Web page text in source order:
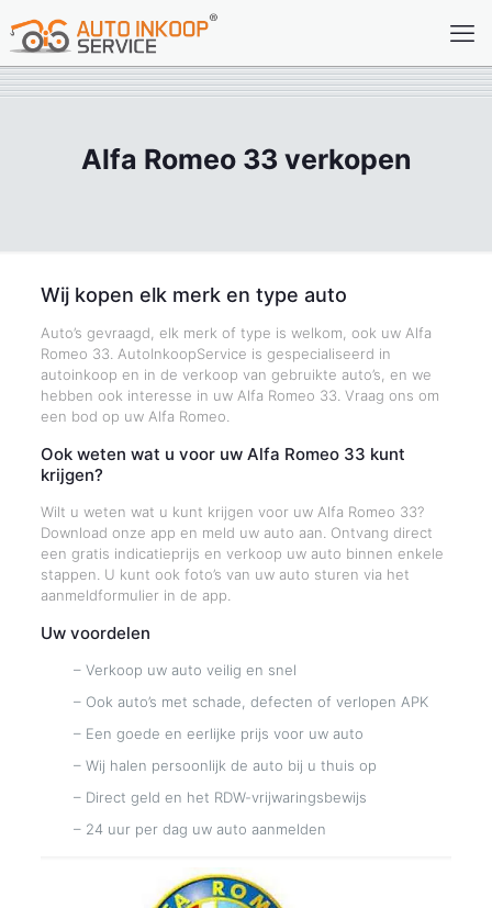
Alfa Romeo 33 verkopen
Wij kopen elk merk en type auto
Auto’s gevraagd, elk merk of type is welkom, ook uw Alfa
Romeo 33. AutoInkoopService is gespecialiseerd in
autoinkoop en in de verkoop van gebruikte auto’s, en we
hebben ook interesse in uw Alfa Romeo 33. Vraag ons om
een bod op uw Alfa Romeo.
Ook weten wat u voor uw Alfa Romeo 33 kunt
krijgen?
Wilt u weten wat u kunt krijgen voor uw Alfa Romeo 33?
Download onze app en meld uw auto aan. Ontvang direct
een gratis indicatieprijs en verkoop uw auto binnen enkele
stappen. U kunt ook foto’s van uw auto sturen via het
aanmeldformulier in de app.
Uw voordelen
– Verkoop uw auto veilig en snel
– Ook auto’s met schade, defecten of verlopen APK
– Een goede en eerlijke prijs voor uw auto
– Wij halen persoonlijk de auto bij u thuis op
– Direct geld en het RDW-vrijwaringsbewijs
– 24 uur per dag uw auto aanmelden